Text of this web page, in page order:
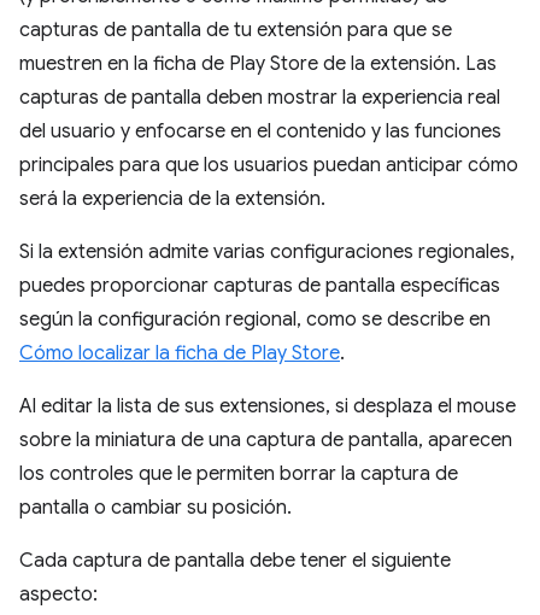
capturas de pantalla de tu extensión para que se
muestren en la ficha de Play Store de la extensión. Las
capturas de pantalla deben mostrar la experiencia real
del usuario y enfocarse en el contenido y las funciones
principales para que los usuarios puedan anticipar cómo
será la experiencia de la extensión.
Si la extensión admite varias configuraciones regionales,
puedes proporcionar capturas de pantalla específicas
según la configuración regional, como se describe en
Cómo localizar la ficha de Play Store.
Al editar la lista de sus extensiones, si desplaza el mouse
sobre la miniatura de una captura de pantalla, aparecen
los controles que le permiten borrar la captura de
pantalla o cambiar su posición.
Cada captura de pantalla debe tener el siguiente
aspecto: